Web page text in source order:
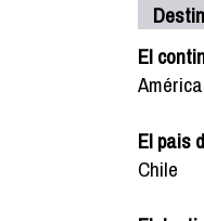
El
América
El pais
Chile